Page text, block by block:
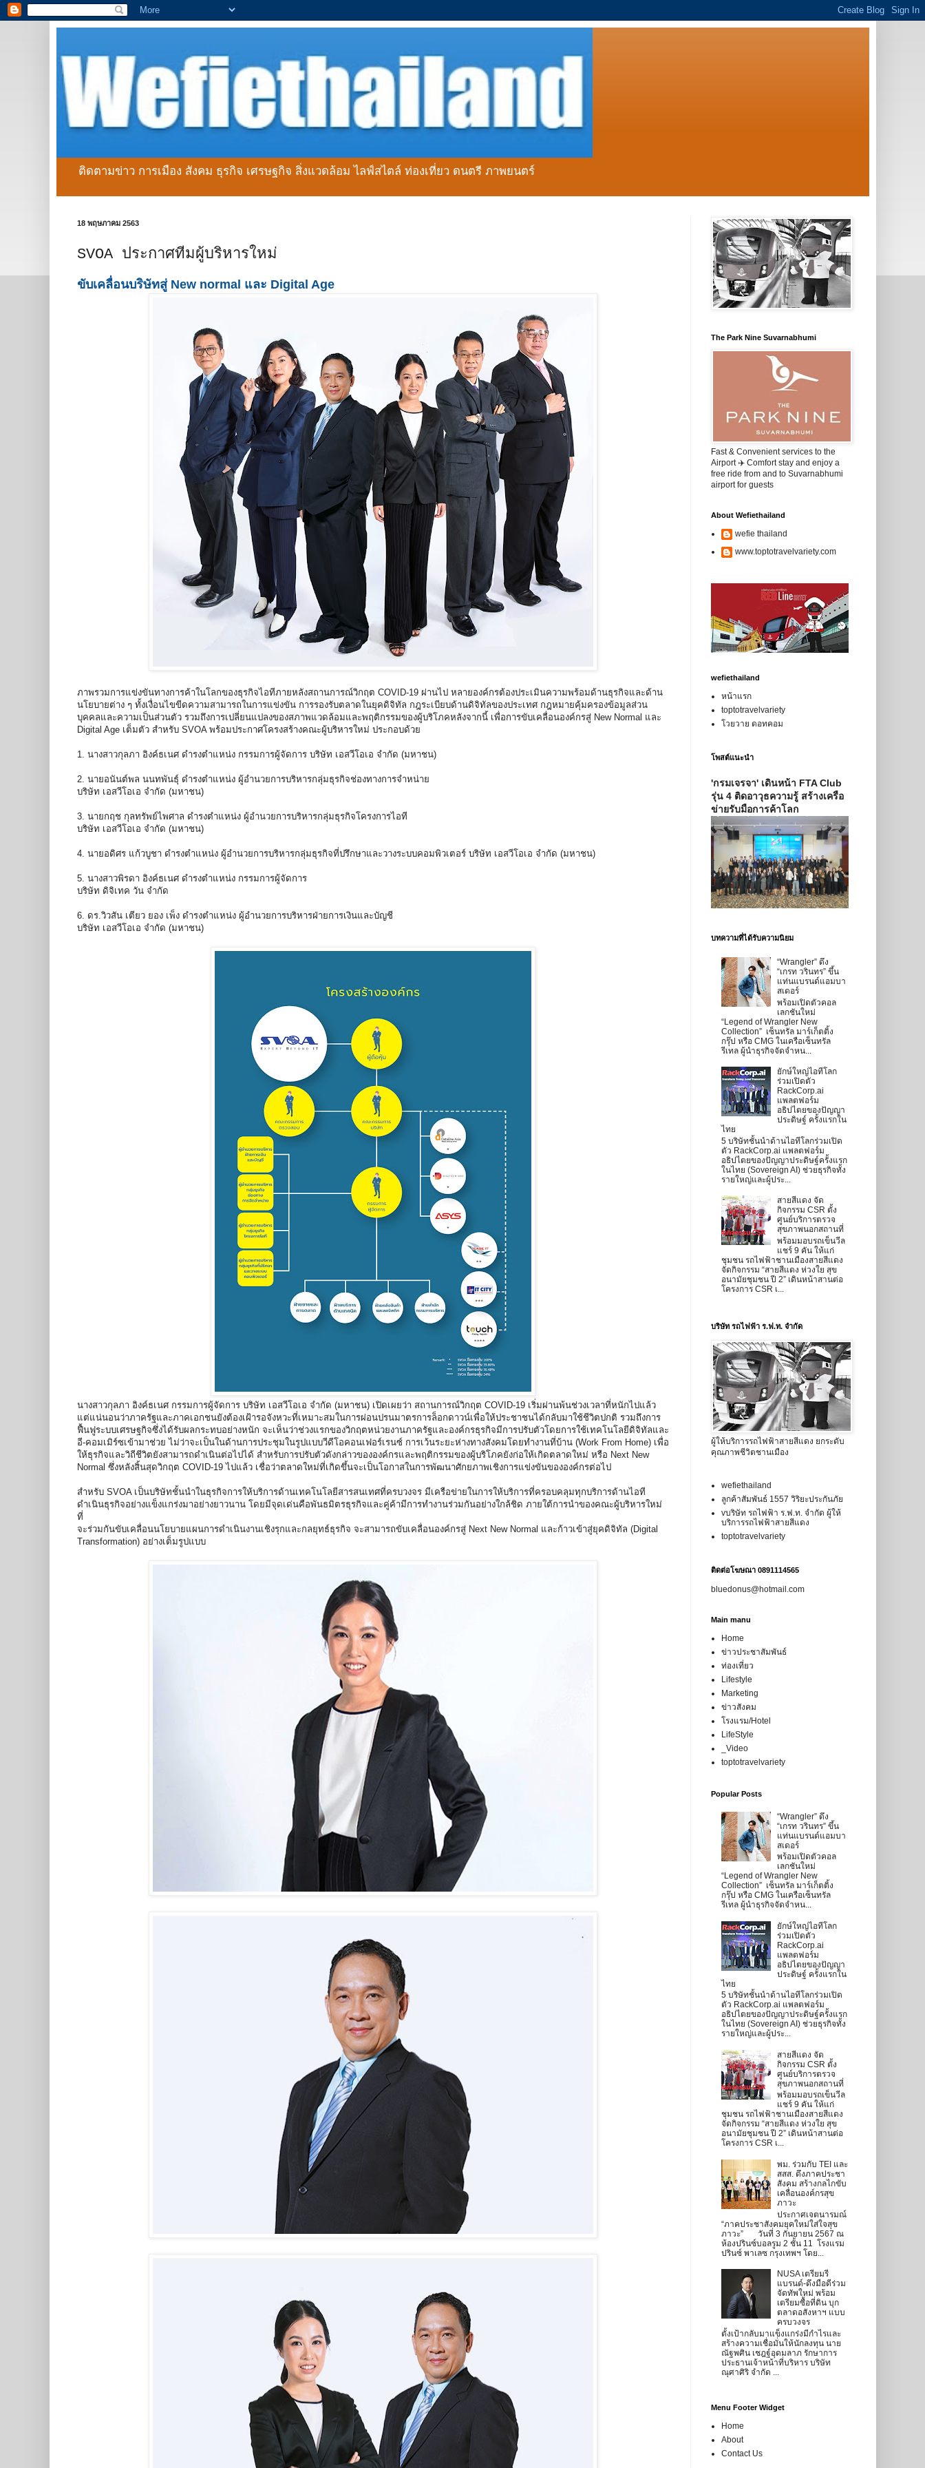
ติดตามข่าว การเมือง สังคม ธุรกิจ เศรษฐกิจ สิ่งแวดล้อม ไลฟ์สไตล์ ท่องเที่ยว ดนตรี ภาพยนตร์
18 พฤษภาคม 2563
SVOA ประกาศทีมผู้บริหารใหม่
ขับเคลื่อนบริษัทสู่ New normal และ Digital Age
ภาพรวมการแข่งขันทางการค้าในโลกของธุรกิจไอทีภายหลังสถานการณ์วิกฤต COVID-19 ผ่านไป หลายองค์กรต้องประเมินความพร้อมด้านธุรกิจและด้าน
นโยบายต่าง ๆ ทั้งเงื่อนไขขีดความสามารถในการแข่งขัน การรองรับตลาดในยุคดิจิทัล กฎระเบียบด้านดิจิทัลของประเทศ กฎหมายคุ้มครองข้อมูลส่วน
บุคคลและความเป็นส่วนตัว รวมถึงการเปลี่ยนแปลงของสภาพแวดล้อมและพฤติกรรมของผู้บริโภคหลังจากนี้ เพื่อการขับเคลื่อนองค์กรสู่ New Normal และ
Digital Age เต็มตัว สำหรับ SVOA พร้อมประกาศโครงสร้างคณะผู้บริหารใหม่ ประกอบด้วย
1. นางสาวกุลภา อิงค์ธเนศ ดำรงตำแหน่ง กรรมการผู้จัดการ บริษัท เอสวีโอเอ จำกัด (มหาชน)
2. นายอนันต์พล นนทพันธุ์ ดำรงตำแหน่ง ผู้อำนวยการบริหารกลุ่มธุรกิจช่องทางการจำหน่าย
บริษัท เอสวีโอเอ จำกัด (มหาชน)
3. นายกฤช กุลทรัพย์ไพศาล ดำรงตำแหน่ง ผู้อำนวยการบริหารกลุ่มธุรกิจโครงการไอที
บริษัท เอสวีโอเอ จำกัด (มหาชน)
4. นายอดิศร แก้วบูชา ดำรงตำแหน่ง ผู้อำนวยการบริหารกลุ่มธุรกิจที่ปรึกษาและวางระบบคอมพิวเตอร์ บริษัท เอสวีโอเอ จำกัด (มหาชน)
5. นางสาวพิรดา อิงค์ธเนศ ดำรงตำแหน่ง กรรมการผู้จัดการ
บริษัท ดิจิเทค วัน จำกัด
6. ดร.วิวสัน เตียว ยอง เพ็ง ดำรงตำแหน่ง ผู้อำนวยการบริหารฝ่ายการเงินและบัญชี
บริษัท เอสวีโอเอ จำกัด (มหาชน)
นางสาวกุลภา อิงค์ธเนศ กรรมการผู้จัดการ บริษัท เอสวีโอเอ จำกัด (มหาชน) เปิดเผยว่า สถานการณ์วิกฤต COVID-19 เริ่มผ่านพ้นช่วงเวลาที่หนักไปแล้ว
แต่แน่นอนว่าภาครัฐและภาคเอกชนยังต้องเฝ้ารอจังหวะที่เหมาะสมในการผ่อนปรนมาตรการล็อกดาวน์เพื่อให้ประชาชนได้กลับมาใช้ชีวิตปกติ รวมถึงการ
ฟื้นฟูระบบเศรษฐกิจซึ่งได้รับผลกระทบอย่างหนัก จะเห็นว่าช่วงแรกของวิกฤตหน่วยงานภาครัฐและองค์กรธุรกิจมีการปรับตัวโดยการใช้เทคโนโลยีดิจิทัลและ
อี-คอมเมิร์ซเข้ามาช่วย ไม่ว่าจะเป็นในด้านการประชุมในรูปแบบวีดีโอคอนเฟอร์เรนซ์ การเว้นระยะห่างทางสังคมโดยทำงานที่บ้าน (Work From Home) เพื่อ
ให้ธุรกิจและวิถีชีวิตยังสามารถดำเนินต่อไปได้ สำหรับการปรับตัวดังกล่าวขององค์กรและพฤติกรรมของผู้บริโภคยังก่อให้เกิดตลาดใหม่ หรือ Next New
Normal ซึ่งหลังสิ้นสุดวิกฤต COVID-19 ไปแล้ว เชื่อว่าตลาดใหม่ที่เกิดขึ้นจะเป็นโอกาสในการพัฒนาศักยภาพเชิงการแข่งขันขององค์กรต่อไป
สำหรับ SVOA เป็นบริษัทชั้นนำในธุรกิจการให้บริการด้านเทคโนโลยีสารสนเทศที่ครบวงจร มีเครือข่ายในการให้บริการที่ครอบคลุมทุกบริการด้านไอที
ดำเนินธุรกิจอย่างแข็งแกร่งมาอย่างยาวนาน โดยมีจุดเด่นคือพันธมิตรธุรกิจและคู่ค้ามีการทำงานร่วมกันอย่างใกล้ชิด ภายใต้การนำของคณะผู้บริหารใหม่
ที่
จะร่วมกันขับเคลื่อนนโยบายแผนการดำเนินงานเชิงรุกและกลยุทธ์ธุรกิจ จะสามารถขับเคลื่อนองค์กรสู่ Next New Normal และก้าวเข้าสู่ยุคดิจิทัล (Digital
Transformation) อย่างเต็มรูปแบบ
The Park Nine Suvarnabhumi
Fast & Convenient services to the
Airport ✈️ Comfort stay and enjoy a
free ride from and to Suvarnabhumi
airport for guests
About Wefiethailand
wefie thailand
www.toptotravelvariety.com
wefiethailand
หน้าแรก
toptotravelvariety
โวยวาย ดอทคอม
โพสต์แนะนำ
'กรมเจรจา' เดินหน้า FTA Club
รุ่น 4 ติดอาวุธความรู้ สร้างเครือ
ข่ายรับมือการค้าโลก
บทความที่ได้รับความนิยม
“Wrangler” ดึง
“เกรท วรินทร” ขึ้น
แท่นแบรนด์แอมบา
สเดอร์
พร้อมเปิดตัวคอล
เลกชันใหม่
“Legend of Wrangler New
Collection” เซ็นทรัล มาร์เก็ตติ้ง
กรุ๊ป หรือ CMG ในเครือเซ็นทรัล
รีเทล ผู้นำธุรกิจจัดจำหน...
ยักษ์ใหญ่ไอทีโลก
ร่วมเปิดตัว
RackCorp.ai
แพลตฟอร์ม
อธิปไตยของปัญญา
ประดิษฐ์ ครั้งแรกใน
ไทย
5 บริษัทชั้นนำด้านไอทีโลกร่วมเปิด
ตัว RackCorp.ai แพลตฟอร์ม
อธิปไตยของปัญญาประดิษฐ์ครั้งแรก
ในไทย (Sovereign AI) ช่วยธุรกิจทั้ง
รายใหญ่และผู้ประ...
สายสีแดง จัด
กิจกรรม CSR ตั้ง
ศูนย์บริการตรวจ
สุขภาพนอกสถานที่
พร้อมมอบรถเข็นวีล
แชร์ 9 คัน ให้แก่
ชุมชน รถไฟฟ้าชานเมืองสายสีแดง
จัดกิจกรรม “สายสีแดง ห่วงใย สุข
อนามัยชุมชน ปี 2” เดินหน้าสานต่อ
โครงการ CSR เ...
บริษัท รถไฟฟ้า ร.ฟ.ท. จำกัด
ผู้ให้บริการรถไฟฟ้าสายสีแดง ยกระดับ
คุณภาพชีวิตชานเมือง
wefiethailand
ลูกค้าสัมพันธ์ 1557 วิริยะประกันภัย
vบริษัท รถไฟฟ้า ร.ฟ.ท. จำกัด ผู้ให้
บริการรถไฟฟ้าสายสีแดง
toptotravelvariety
ติดต่อโฆษณา 0891114565
bluedonus@hotmail.com
Main manu
Home
ข่าวประชาสัมพันธ์
ท่องเที่ยว
Lifestyle
Marketing
ข่าวสังคม
โรงแรม/Hotel
LifeStyle
_Video
toptotravelvariety
Popular Posts
“Wrangler” ดึง
“เกรท วรินทร” ขึ้น
แท่นแบรนด์แอมบา
สเดอร์
พร้อมเปิดตัวคอล
เลกชันใหม่
“Legend of Wrangler New
Collection” เซ็นทรัล มาร์เก็ตติ้ง
กรุ๊ป หรือ CMG ในเครือเซ็นทรัล
รีเทล ผู้นำธุรกิจจัดจำหน...
ยักษ์ใหญ่ไอทีโลก
ร่วมเปิดตัว
RackCorp.ai
แพลตฟอร์ม
อธิปไตยของปัญญา
ประดิษฐ์ ครั้งแรกใน
ไทย
5 บริษัทชั้นนำด้านไอทีโลกร่วมเปิด
ตัว RackCorp.ai แพลตฟอร์ม
อธิปไตยของปัญญาประดิษฐ์ครั้งแรก
ในไทย (Sovereign AI) ช่วยธุรกิจทั้ง
รายใหญ่และผู้ประ...
สายสีแดง จัด
กิจกรรม CSR ตั้ง
ศูนย์บริการตรวจ
สุขภาพนอกสถานที่
พร้อมมอบรถเข็นวีล
แชร์ 9 คัน ให้แก่
ชุมชน รถไฟฟ้าชานเมืองสายสีแดง
จัดกิจกรรม “สายสีแดง ห่วงใย สุข
อนามัยชุมชน ปี 2” เดินหน้าสานต่อ
โครงการ CSR เ...
พม. ร่วมกับ TEI และ
สสส. ดึงภาคประชา
สังคม สร้างกลไกขับ
เคลื่อนองค์กรสุข
ภาวะ
ประกาศเจตนารมณ์
“ภาคประชาสังคมยุคใหม่ใส่ใจสุข
ภาวะ” วันที่ 3 กันยายน 2567 ณ
ห้องปรินซ์บอลรูม 2 ชั้น 11 โรงแรม
ปรินซ์ พาเลซ กรุงเทพฯ โดย...
NUSA เตรียมรี
แบรนด์-ดึงมือดีร่วม
จัดทัพใหม่ พร้อม
เตรียมซื้อที่ดิน บุก
ตลาดอสังหาฯ แบบ
ครบวงจร
ตั้งเป้ากลับมาแข็งแกร่งมีกำไรและ
สร้างความเชื่อมั่นให้นักลงทุน นาย
ณัฐพศิน เชฎฐ์อุดมลาภ รักษาการ
ประธานเจ้าหน้าที่บริหาร บริษัท
ณุศาศิริ จำกัด ...
Menu Footer Widget
Home
About
Contact Us